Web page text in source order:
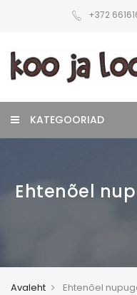
+372
KATEGOORIAD
Ehtenõel
Avaleht Ehtenõel